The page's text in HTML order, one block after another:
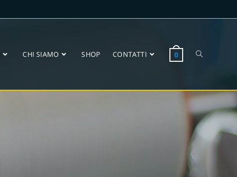
CHI SIAMO SHOP CONTATTI 0